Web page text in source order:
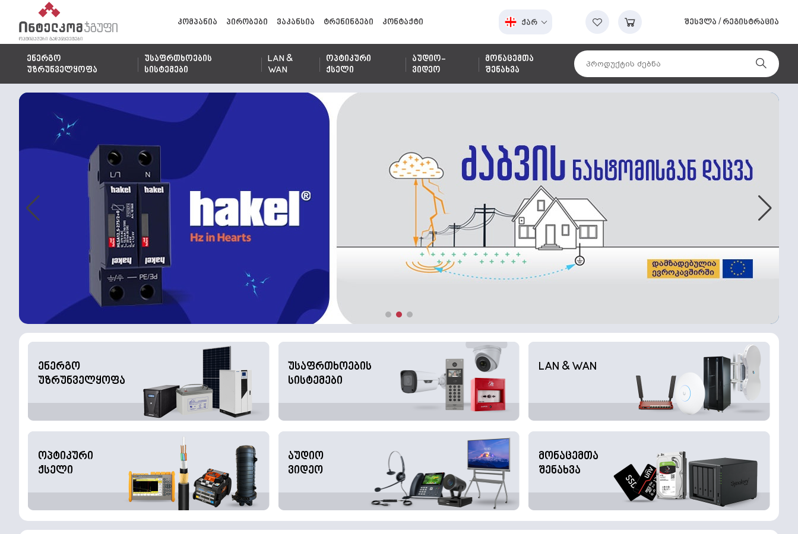
კომპანია პირობები ვაკანსია ტრენინგები კონტაქტი ქარ შესვლა / რეგისტრაცია
ენერგო
უზრუნველყოფა
უსაფრთხოების
სისტემები
LAN &
WAN
ოპტიკური
ქსელი
აუდიო-
ვიდეო
მონაცემთა
შენახვა
ენერგო
უზრუნველყოფა
უსაფრთხოების
სისტემები
LAN & WAN
ოპტიკური
ქსელი
აუდიო
ვიდეო
მონაცემთა
შენახვა